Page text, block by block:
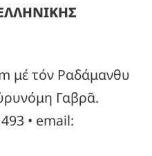
μέ τόν Ραδάμανθυ
Γαβρᾶ.
• email: